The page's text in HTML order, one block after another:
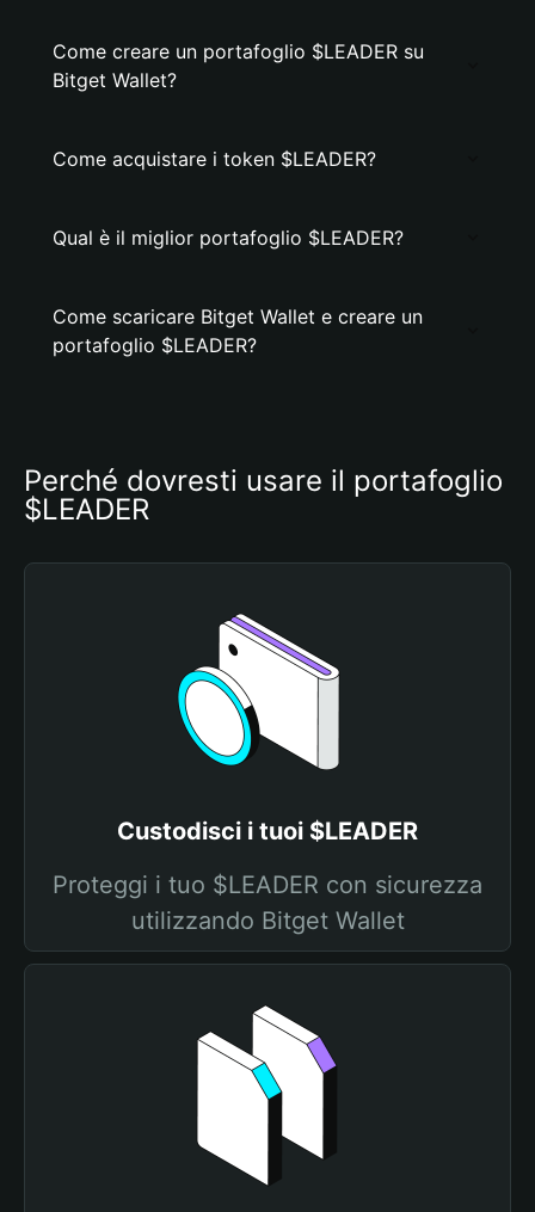
Come creare un portafoglio $LEADER su
Bitget Wallet?
Come acquistare i token $LEADER?
Qual è il miglior portafoglio $LEADER?
Come scaricare Bitget Wallet e creare un
portafoglio $LEADER?
Perché dovresti usare il portafoglio
$LEADER
Custodisci i tuoi $LEADER
Proteggi i tuo $LEADER con sicurezza
utilizzando Bitget Wallet